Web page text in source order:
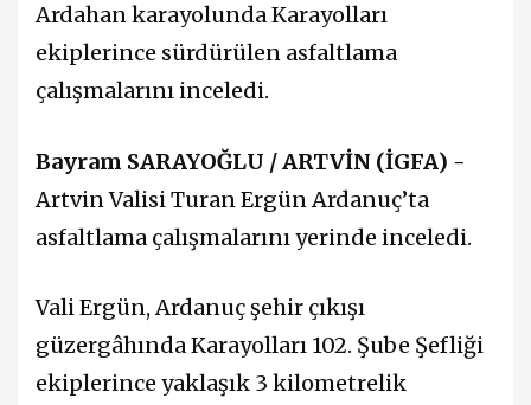
Ardahan karayolunda Karayolları
ekiplerince sürdürülen asfaltlama
çalışmalarını inceledi.
Bayram SARAYOĞLU / ARTVİN (İGFA) -
Artvin Valisi Turan Ergün Ardanuç’ta
asfaltlama çalışmalarını yerinde inceledi.
Vali Ergün, Ardanuç şehir çıkışı
güzergâhında Karayolları 102. Şube Şefliği
ekiplerince yaklaşık 3 kilometrelik